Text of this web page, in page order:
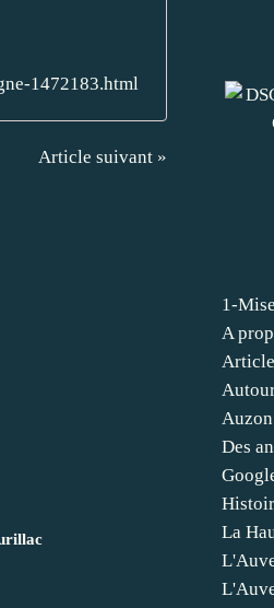
1472183.html
Article suivant »
1-
A
Des
La